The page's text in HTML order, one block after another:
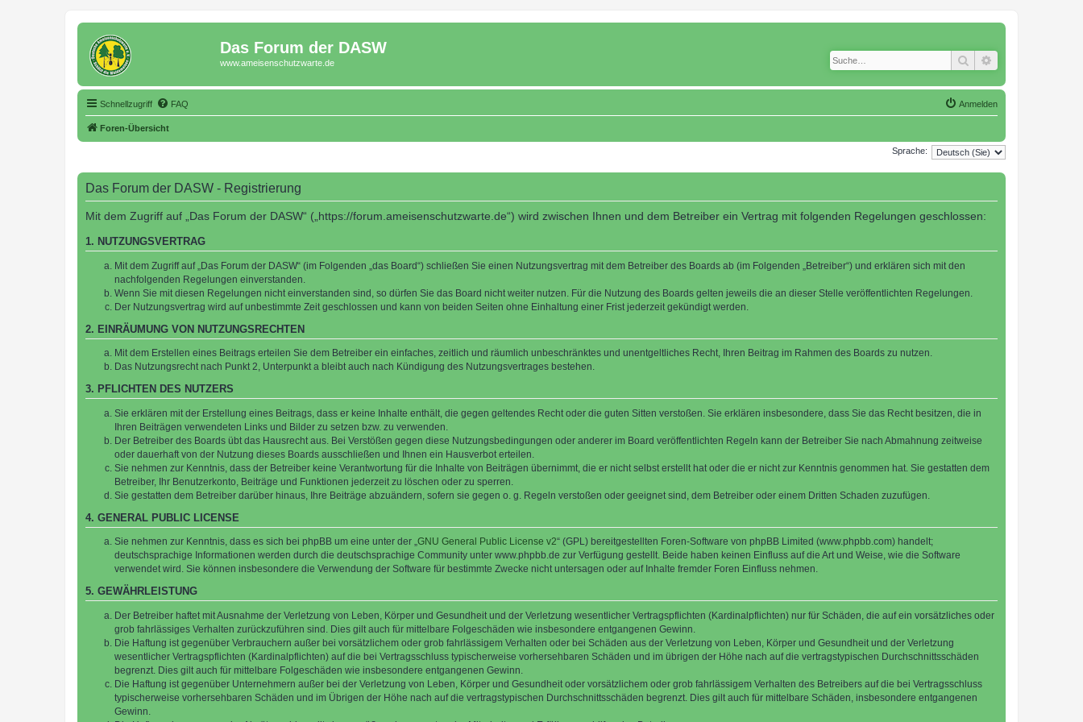
Das Forum der DASW
www.ameisenschutzwarte.de Suche
Schnellzugriff FAQ Anmelden
Foren-Übersicht
Sprache:
Das Forum der DASW - Registrierung
Mit dem Zugriff auf „Das Forum der DASW“ („https://forum.ameisenschutzwarte.de“) wird zwischen Ihnen und dem Betreiber ein Vertrag mit folgenden Regelungen geschlossen:
1. NUTZUNGSVERTRAG
Mit dem Zugriff auf „Das Forum der DASW“ (im Folgenden „das Board“) schließen Sie einen Nutzungsvertrag mit dem Betreiber des Boards ab (im Folgenden „Betreiber“) und erklären sich mit den
nachfolgenden Regelungen einverstanden.
Wenn Sie mit diesen Regelungen nicht einverstanden sind, so dürfen Sie das Board nicht weiter nutzen. Für die Nutzung des Boards gelten jeweils die an dieser Stelle veröffentlichten Regelungen.
Der Nutzungsvertrag wird auf unbestimmte Zeit geschlossen und kann von beiden Seiten ohne Einhaltung einer Frist jederzeit gekündigt werden.
2. EINRÄUMUNG VON NUTZUNGSRECHTEN
Mit dem Erstellen eines Beitrags erteilen Sie dem Betreiber ein einfaches, zeitlich und räumlich unbeschränktes und unentgeltliches Recht, Ihren Beitrag im Rahmen des Boards zu nutzen.
Das Nutzungsrecht nach Punkt 2, Unterpunkt a bleibt auch nach Kündigung des Nutzungsvertrages bestehen.
3. PFLICHTEN DES NUTZERS
Sie erklären mit der Erstellung eines Beitrags, dass er keine Inhalte enthält, die gegen geltendes Recht oder die guten Sitten verstoßen. Sie erklären insbesondere, dass Sie das Recht besitzen, die in
Ihren Beiträgen verwendeten Links und Bilder zu setzen bzw. zu verwenden.
Der Betreiber des Boards übt das Hausrecht aus. Bei Verstößen gegen diese Nutzungsbedingungen oder anderer im Board veröffentlichten Regeln kann der Betreiber Sie nach Abmahnung zeitweise
oder dauerhaft von der Nutzung dieses Boards ausschließen und Ihnen ein Hausverbot erteilen.
Sie nehmen zur Kenntnis, dass der Betreiber keine Verantwortung für die Inhalte von Beiträgen übernimmt, die er nicht selbst erstellt hat oder die er nicht zur Kenntnis genommen hat. Sie gestatten dem
Betreiber, Ihr Benutzerkonto, Beiträge und Funktionen jederzeit zu löschen oder zu sperren.
Sie gestatten dem Betreiber darüber hinaus, Ihre Beiträge abzuändern, sofern sie gegen o. g. Regeln verstoßen oder geeignet sind, dem Betreiber oder einem Dritten Schaden zuzufügen.
4. GENERAL PUBLIC LICENSE
Sie nehmen zur Kenntnis, dass es sich bei phpBB um eine unter der „GNU General Public License v2“ (GPL) bereitgestellten Foren-Software von phpBB Limited (www.phpbb.com) handelt;
deutschsprachige Informationen werden durch die deutschsprachige Community unter www.phpbb.de zur Verfügung gestellt. Beide haben keinen Einfluss auf die Art und Weise, wie die Software
verwendet wird. Sie können insbesondere die Verwendung der Software für bestimmte Zwecke nicht untersagen oder auf Inhalte fremder Foren Einfluss nehmen.
5. GEWÄHRLEISTUNG
Der Betreiber haftet mit Ausnahme der Verletzung von Leben, Körper und Gesundheit und der Verletzung wesentlicher Vertragspflichten (Kardinalpflichten) nur für Schäden, die auf ein vorsätzliches oder
grob fahrlässiges Verhalten zurückzuführen sind. Dies gilt auch für mittelbare Folgeschäden wie insbesondere entgangenen Gewinn.
Die Haftung ist gegenüber Verbrauchern außer bei vorsätzlichem oder grob fahrlässigem Verhalten oder bei Schäden aus der Verletzung von Leben, Körper und Gesundheit und der Verletzung
wesentlicher Vertragspflichten (Kardinalpflichten) auf die bei Vertragsschluss typischerweise vorhersehbaren Schäden und im übrigen der Höhe nach auf die vertragstypischen Durchschnittsschäden
begrenzt. Dies gilt auch für mittelbare Folgeschäden wie insbesondere entgangenen Gewinn.
Die Haftung ist gegenüber Unternehmern außer bei der Verletzung von Leben, Körper und Gesundheit oder vorsätzlichem oder grob fahrlässigem Verhalten des Betreibers auf die bei Vertragsschluss
typischerweise vorhersehbaren Schäden und im Übrigen der Höhe nach auf die vertragstypischen Durchschnittsschäden begrenzt. Dies gilt auch für mittelbare Schäden, insbesondere entgangenen
Gewinn.